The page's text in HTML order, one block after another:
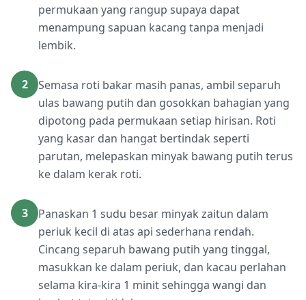
permukaan yang rangup supaya dapat
menampung sapuan kacang tanpa menjadi
lembik.
2
Semasa roti bakar masih panas, ambil separuh
ulas bawang putih dan gosokkan bahagian yang
dipotong pada permukaan setiap hirisan. Roti
yang kasar dan hangat bertindak seperti
parutan, melepaskan minyak bawang putih terus
ke dalam kerak roti.
3
Panaskan 1 sudu besar minyak zaitun dalam
periuk kecil di atas api sederhana rendah.
Cincang separuh bawang putih yang tinggal,
masukkan ke dalam periuk, dan kacau perlahan
selama kira-kira 1 minit sehingga wangi dan